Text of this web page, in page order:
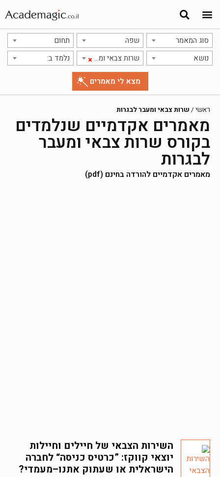
סוג המאמר שפה
תחום
נושא
× שרות צבאי ומעבר לבגרות נלמד ב:
ראשי / שרות צבאי ומעבר לבגרות
מאמרים אקדמיים שנלמדים
בקורס שרות צבאי ומעבר
לבגרות
מאמרים אקדמיים להורדה בחינם (pdf)
השירות הצבאי של חיילים וחיילות
יוצאי קווקז: ”כרטיס כניסה“ לחברה
הישראלית או שעתוק אתנו–מעמדי?